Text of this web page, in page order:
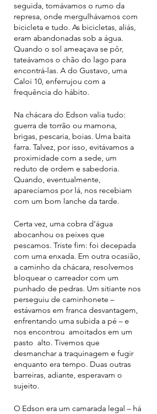
seguida, tomávamos o rumo da
represa, onde mergulhávamos com
bicicleta e tudo. As bicicletas, aliás,
eram abandonadas sob a água.
Quando o sol ameaçava se pôr,
tateávamos o chão do lago para
encontrá-las. A do Gustavo, uma
Caloi 10, enferrujou com a
frequência do hábito.
Na chácara do Edson valia tudo:
guerra de torrão ou mamona,
brigas, pescaria, boias. Uma baita
farra. Talvez, por isso, evitávamos a
proximidade com a sede, um
reduto de ordem e sabedoria.
Quando, eventualmente,
aparecíamos por lá, nos recebiam
com um bom lanche da tarde.
Certa vez, uma cobra d’água
abocanhou os peixes que
pescamos. Triste fim: foi decepada
com uma enxada. Em outra ocasião,
a caminho da chácara, resolvemos
bloquear o carreador com um
punhado de pedras. Um sitiante nos
perseguiu de caminhonete –
estávamos em franca desvantagem,
enfrentando uma subida a pé – e
nos encontrou  amoitados em um
pasto  alto. Tivemos que
desmanchar a traquinagem e fugir
enquanto era tempo. Duas outras
barreiras, adiante, esperavam o
sujeito.
O Edson era um camarada legal – há